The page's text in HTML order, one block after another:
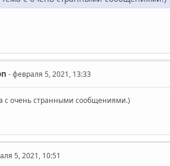
- февраля 5, 2021, 13:33
с очень странными сообщениями.)
5, 2021, 10:51